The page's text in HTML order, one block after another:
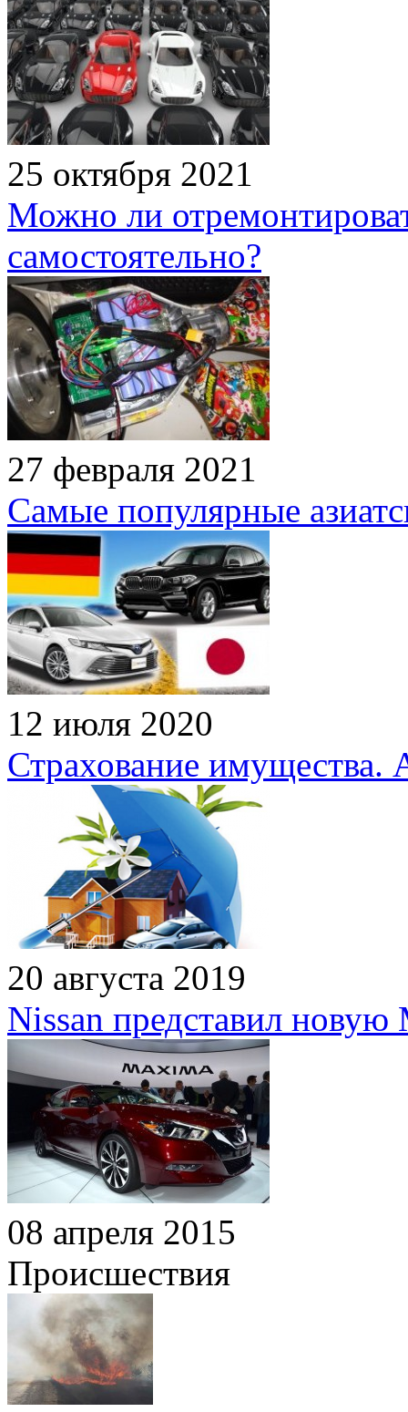
25 октября 2021
Можно ли
самостоятельно?
27 февраля 2021
Самые популярные
12 июля 2020
Страхование имущества.
20 августа 2019
Nissan представил новую
08 апреля 2015
Происшествия